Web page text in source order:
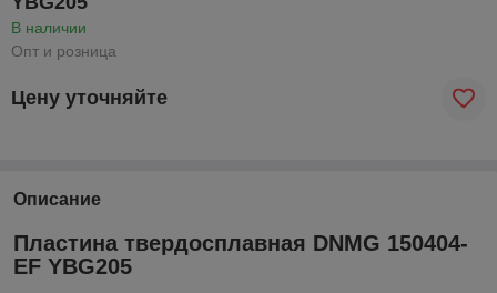
В наличии
Опт и розница
Цену уточняйте
Описание
Пластина твердосплавная DNMG 150404-
EF YBG205